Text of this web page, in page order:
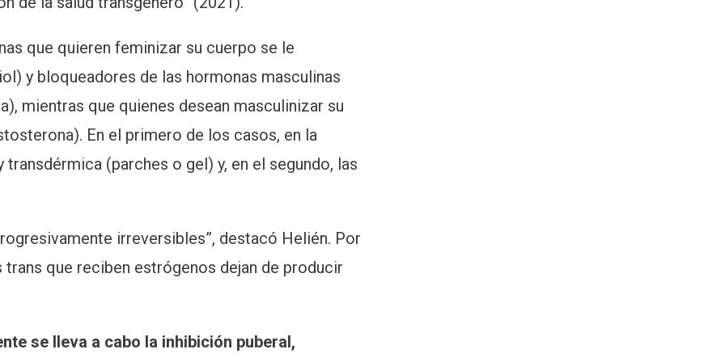
que quieren feminizar su cuerpo se le
y bloqueadores de las hormonas masculinas
mientras que quienes desean masculinizar su
En el primero de los casos, en la
(parches o gel) y, en el segundo, las
irreversibles”, destacó Helién. Por
que reciben estrógenos dejan de producir
se lleva a cabo la inhibición puberal,